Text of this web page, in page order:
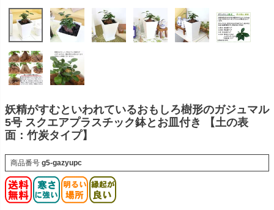
妖精がすむといわれているおもしろ樹形のガジュマル
5号 スクエアプラスチック鉢とお皿付き 【土の表
面：竹炭タイプ】
商品番号 g5-gazyupc